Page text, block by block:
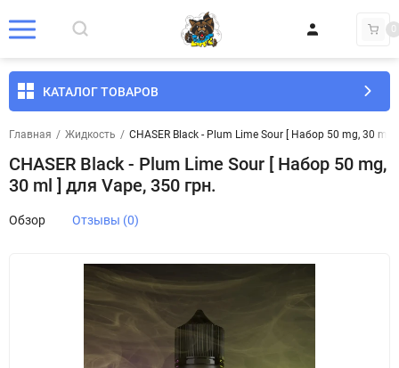
0
КАТАЛОГ ТОВАРОВ
Главная / Жидкость / CHASER Black - Plum Lime Sour [ Набор 50 mg, 30 ml ]
CHASER Black - Plum Lime Sour [ Набор 50 mg,
30 ml ] для Vape, 350 грн.
Обзор Отзывы (0)